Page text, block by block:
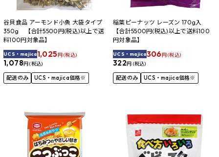
谷貝食品 アーモンド小魚 大袋タイプ
350g 【合計5500円(税込)以上で送
料100円対象品】
UCS・majica1,025円 (税込)
1,078円 (税込)
配送のみ UCS・majica価格※
稲葉ピーナッツ レーズン 170g入
【合計5500円(税込)以上で送料100
円対象品】
UCS・majica306円 (税込)
322円 (税込)
配送のみ UCS・majica価格※